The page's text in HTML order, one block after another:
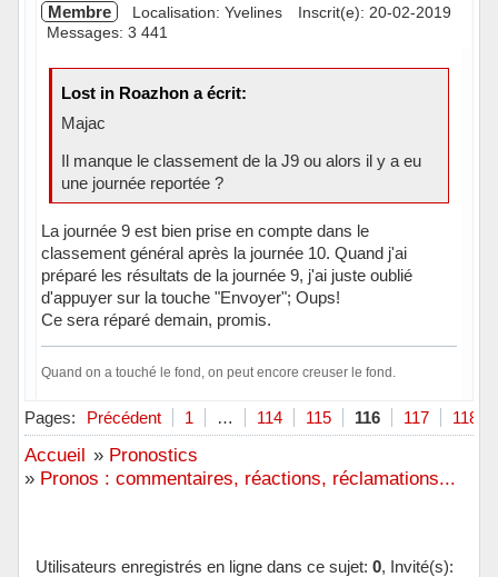
Membre Localisation: Yvelines
Inscrit(e): 20-02-2019
Messages: 3 441
Lost in Roazhon a écrit:
Majac
Il manque le classement de la J9 ou alors il y a eu
une journée reportée ?
La journée 9 est bien prise en compte dans le
classement général après la journée 10. Quand j'ai
préparé les résultats de la journée 9, j'ai juste oublié
d'appuyer sur la touche "Envoyer"; Oups!
Ce sera réparé demain, promis.
Quand on a touché le fond, on peut encore creuser le fond.
Hors ligne
Pages: Précédent 1 … 114 115 116 117 118
Accueil » Pronostics
» Pronos : commentaires, réactions, réclamations...
Utilisateurs enregistrés en ligne dans ce sujet: 0, Invité(s):